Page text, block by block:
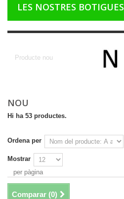
LES NOSTRES BOTIGUES
Producte nou
NOU
Hi ha 53 productes.
Ordena per
Mostrar
per pàgina
Comparar (0)